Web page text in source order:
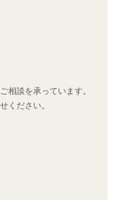
相談を承っています。
ください。